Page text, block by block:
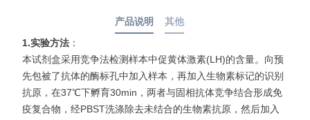
产品说明 其他
1.实验方法 ：
本试剂盒采用竞争法检测样本中促黄体激素(LH)的含量。向预
先包被了抗体的酶标孔中加入样本，再加入生物素标记的识别
抗原，在37℃下孵育30min，两者与固相抗体竞争结合形成免
疫复合物，经PBST洗涤除去未结合的生物素抗原，然后加入